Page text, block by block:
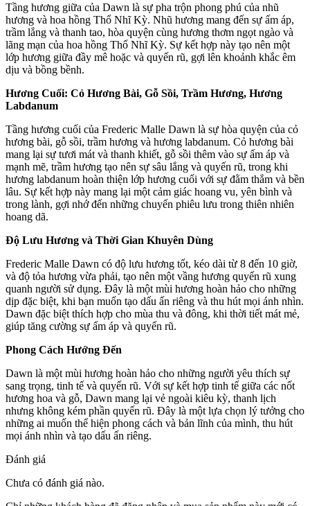
Tầng hương giữa của Dawn là sự pha trộn phong phú của nhũ
hương và hoa hồng Thổ Nhĩ Kỳ. Nhũ hương mang đến sự ấm áp,
trầm lắng và thanh tao, hòa quyện cùng hương thơm ngọt ngào và
lãng mạn của hoa hồng Thổ Nhĩ Kỳ. Sự kết hợp này tạo nên một
lớp hương giữa đầy mê hoặc và quyến rũ, gợi lên khoảnh khắc êm
dịu và bồng bềnh.
Hương Cuối: Cỏ Hương Bài, Gỗ Sồi, Trầm Hương, Hương
Labdanum
Tầng hương cuối của Frederic Malle Dawn là sự hòa quyện của cỏ
hương bài, gỗ sồi, trầm hương và hương labdanum. Cỏ hương bài
mang lại sự tươi mát và thanh khiết, gỗ sồi thêm vào sự ấm áp và
mạnh mẽ, trầm hương tạo nên sự sâu lắng và quyến rũ, trong khi
hương labdanum hoàn thiện lớp hương cuối với sự đằm thắm và bền
lâu. Sự kết hợp này mang lại một cảm giác hoang vu, yên bình và
trong lành, gợi nhớ đến những chuyến phiêu lưu trong thiên nhiên
hoang dã.
Độ Lưu Hương và Thời Gian Khuyên Dùng
Frederic Malle Dawn có độ lưu hương tốt, kéo dài từ 8 đến 10 giờ,
và độ tỏa hương vừa phải, tạo nên một vầng hương quyến rũ xung
quanh người sử dụng. Đây là một mùi hương hoàn hảo cho những
dịp đặc biệt, khi bạn muốn tạo dấu ấn riêng và thu hút mọi ánh nhìn.
Dawn đặc biệt thích hợp cho mùa thu và đông, khi thời tiết mát mẻ,
giúp tăng cường sự ấm áp và quyến rũ.
Phong Cách Hướng Đến
Dawn là một mùi hương hoàn hảo cho những người yêu thích sự
sang trọng, tinh tế và quyến rũ. Với sự kết hợp tinh tế giữa các nốt
hương hoa và gỗ, Dawn mang lại vẻ ngoài kiêu kỳ, thanh lịch
nhưng không kém phần quyến rũ. Đây là một lựa chọn lý tưởng cho
những ai muốn thể hiện phong cách và bản lĩnh của mình, thu hút
mọi ánh nhìn và tạo dấu ấn riêng.
Đánh giá
Chưa có đánh giá nào.